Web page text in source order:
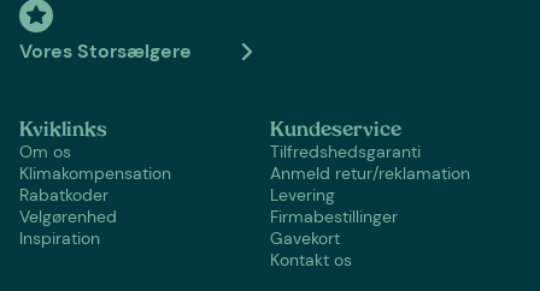
Vores Storsælgere
Kviklinks
Om os
Klimakompensation
Rabatkoder
Velgørenhed
Inspiration
Kundeservice
Tilfredshedsgaranti
Anmeld retur/reklamation
Levering
Firmabestillinger
Gavekort
Kontakt os